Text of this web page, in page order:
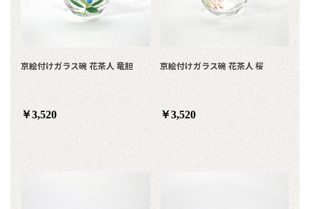
京絵付けガラス碗 花茶人 竜胆
￥3,520
京絵付けガラス碗 花茶人 桜
￥3,520